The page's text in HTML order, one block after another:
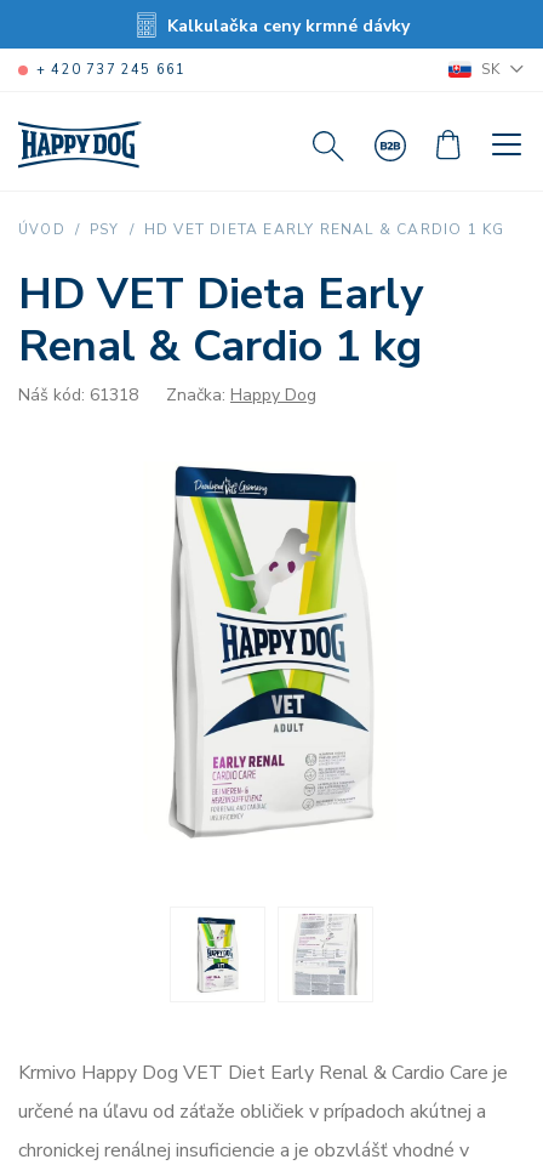
Kalkulačka ceny krmné dávky
+ 420 737 245 661 SK
ÚVOD PSY HD VET DIETA EARLY RENAL & CARDIO 1 KG
HD VET Dieta Early
Renal & Cardio 1 kg
Náš kód: 61318 Značka: Happy Dog
Krmivo Happy Dog VET Diet Early Renal & Cardio Care je
určené na úľavu od záťaže obličiek v prípadoch akútnej a
chronickej renálnej insuficiencie a je obzvlášť vhodné v